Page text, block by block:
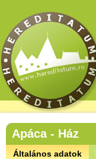
Apáca - Ház
Általános adatok